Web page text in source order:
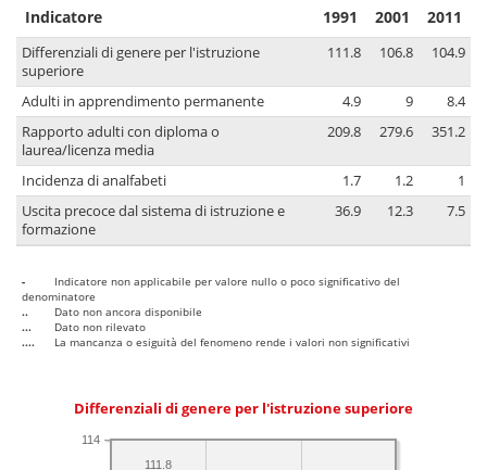
Indicatore 1991 2001 2011
Differenziali di genere per l'istruzione
superiore
111.8 106.8 104.9
Adulti in apprendimento permanente 4.9 9
8.4
Rapporto adulti con diploma o
laurea/licenza media
209.8 279.6 351.2
Incidenza di analfabeti 1.7 1.2
1
Uscita precoce dal sistema di istruzione e
formazione
36.9 12.3 7.5
-
Indicatore non applicabile per valore nullo o poco significativo del
denominatore
..
Dato non ancora disponibile
...
Dato non rilevato
....
La mancanza o esiguità del fenomeno rende i valori non significativi
Differenziali di genere per l'istruzione superiore
114
111.8